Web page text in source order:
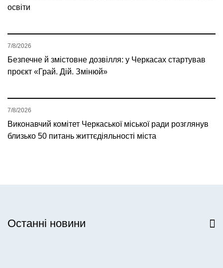
освіти
Безпечне й змістовне дозвілля: у Черкасах стартував
проєкт «Грай. Дій. Змінюй»
7/8/2026
Виконавчий комітет Черкаської міської ради розглянув
близько 50 питань життєдіяльності міста
7/8/2026
Останні новини